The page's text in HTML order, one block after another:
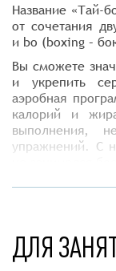
Название «Тай-
от сочетания
и bo (boxing –
Вы сможете
и укрепить
аэробная
калорий и
выполнения,
упражнений. С
Движения из
отрицательной
ДЛЯ